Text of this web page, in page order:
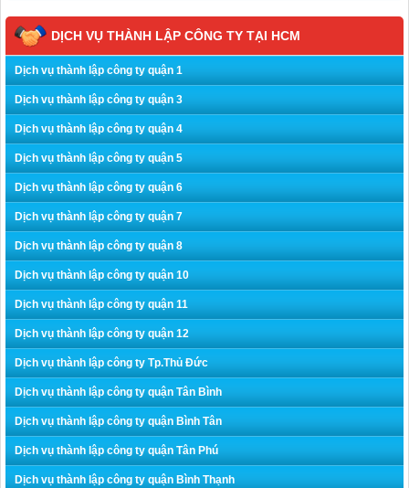
DỊCH VỤ THÀNH LẬP CÔNG TY TẠI HCM
Dịch vụ thành lập công ty quận 1
Dịch vụ thành lập công ty quận 3
Dịch vụ thành lập công ty quận 4
Dịch vụ thành lập công ty quận 5
Dịch vụ thành lập công ty quận 6
Dịch vụ thành lập công ty quận 7
Dịch vụ thành lập công ty quận 8
Dịch vụ thành lập công ty quận 10
Dịch vụ thành lập công ty quận 11
Dịch vụ thành lập công ty quận 12
Dịch vụ thành lập công ty Tp.Thủ Đức
Dịch vụ thành lập công ty quận Tân Bình
Dịch vụ thành lập công ty quận Bình Tân
Dịch vụ thành lập công ty quận Tân Phú
Dịch vụ thành lập công ty quận Bình Thạnh